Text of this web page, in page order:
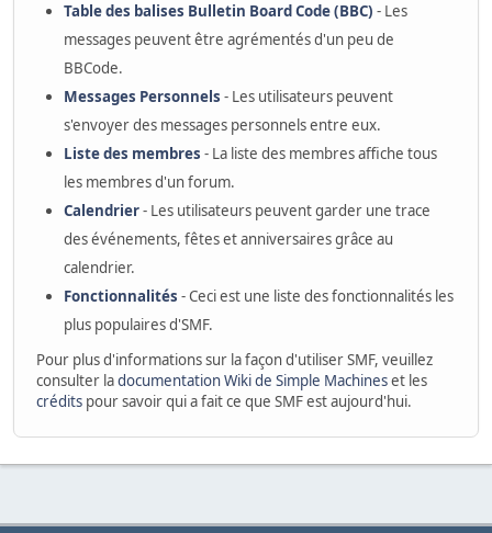
Table des balises Bulletin Board Code (BBC) - Les
messages peuvent être agrémentés d'un peu de
BBCode.
Messages Personnels - Les utilisateurs peuvent
s'envoyer des messages personnels entre eux.
Liste des membres - La liste des membres affiche tous
les membres d'un forum.
Calendrier- Les utilisateurs peuvent garder une trace
des événements, fêtes et anniversaires grâce au
calendrier.
Fonctionnalités - Ceci est une liste des fonctionnalités les
plus populaires d'SMF.
Pour plus d'informations sur la façon d'utiliser SMF, veuillez
consulter ladocumentation Wiki de Simple Machineset les
crédits pour savoir qui a fait ce que SMF est aujourd'hui.